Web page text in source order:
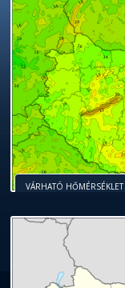
VÁRHATÓ HŐMÉRSÉKLET